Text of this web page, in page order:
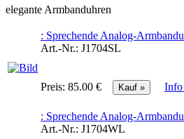
elegante Armbanduhren
: Sprechende Analog-
Art.-Nr.: J1704SL
Preis: 85.00 € Info
: Sprechende Analog-
Art.-Nr.: J1704WL